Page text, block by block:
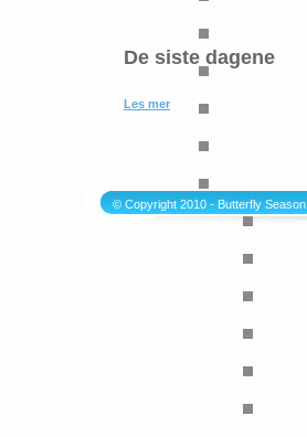
De siste dagene
Les mer
© Copyright 2010 - Butterfly Season